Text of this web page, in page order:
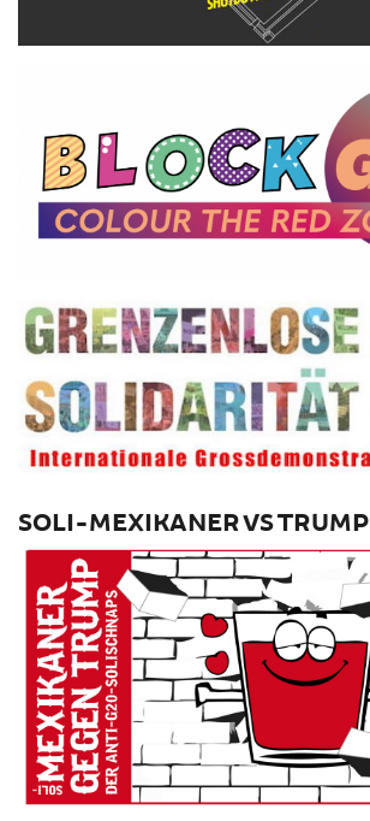
SOLI-MEXIKANER VS TRUMP